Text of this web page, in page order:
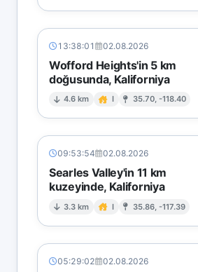
13:38:01 02.08.2026
Wofford Heights'in 5 km
doğusunda, Kaliforniya
4.6 km I 35.70, -118.40
09:53:54 02.08.2026
Searles Valley'in 11 km
kuzeyinde, Kaliforniya
3.3 km I 35.86, -117.39
05:29:02 02.08.2026